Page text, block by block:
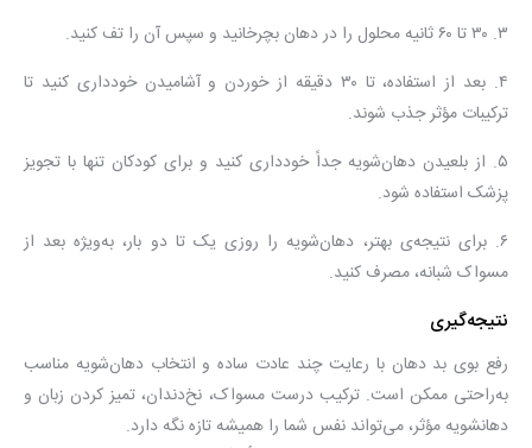
۳. ۳۰ تا ۶۰ ثانیه محلول را در دهان بچرخانید و سپس آن را تف کنید.
۴. بعد از استفاده، تا ۳۰ دقیقه از خوردن و آشامیدن خودداری کنید تا
ترکیبات مؤثر جذب شوند.
۵. از بلعیدن دهان‌شویه جداً خودداری کنید و برای کودکان تنها با تجویز
پزشک استفاده شود.
۶. برای نتیجه‌ی بهتر، دهان‌شویه را روزی یک تا دو بار، به‌ویژه بعد از
مسواک شبانه، مصرف کنید.
نتیجه‌گیری
رفع بوی بد دهان با رعایت چند عادت ساده و انتخاب دهان‌شویه مناسب
به‌راحتی ممکن است. ترکیب درست مسواک، نخ‌دندان، تمیز کردن زبان و
دهانشویه مؤثر، می‌تواند نفس شما را همیشه تازه نگه دارد.